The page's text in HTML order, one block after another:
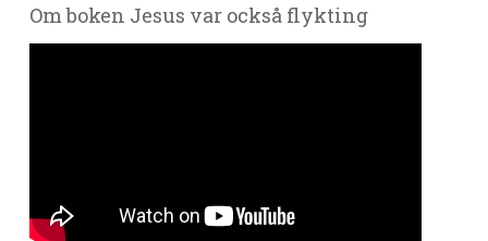
Om boken Jesus var också flykting